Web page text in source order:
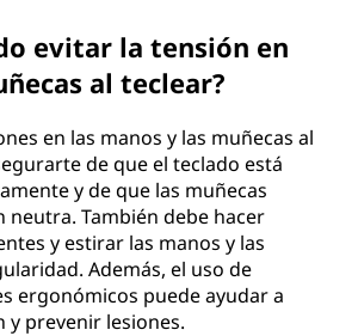
evitar la tensión en
al teclear?
en las manos y las muñecas al
de que el teclado está
y de que las muñecas
neutra. También debe hacer
y estirar las manos y las
Además, el uso de
ergonómicos puede ayudar a
y prevenir lesiones.